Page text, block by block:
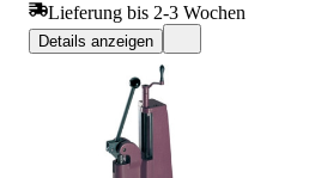
Lieferung bis 2-3 Wochen
Details anzeigen